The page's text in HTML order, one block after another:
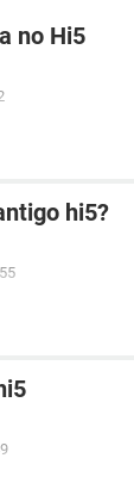
no Hi5
hi5?